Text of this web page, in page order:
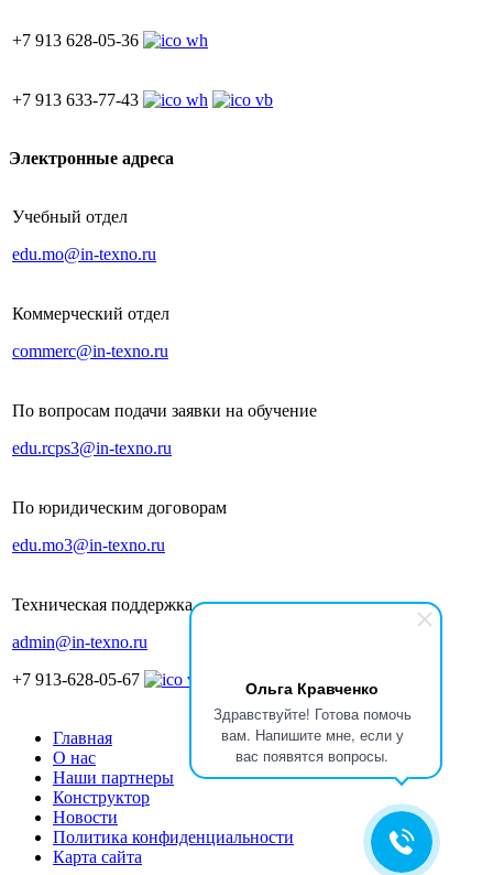
Ольга Кравченко
Здравствуйте! Готова помочь
вам. Напишите мне, если у
вас появятся вопросы.
+7 913 628-05-36
+7 913 633-77-43
Электронные адреса
Учебный отдел
edu.mo@in-texno.ru
Коммерческий отдел
commerc@in-texno.ru
По вопросам подачи заявки на обучение
edu.rcps3@in-texno.ru
По юридическим договорам
edu.mo3@in-texno.ru
Техническая поддержка
admin@in-texno.ru
+7 913-628-05-67
Главная
О нас
Наши партнеры
Конструктор
Новости
Политика конфиденциальности
Карта сайта